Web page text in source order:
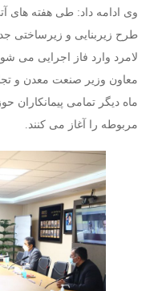
طرح زیربنایی و زیرساختی
لامرد وارد فاز اجرایی می
معاون وزیر صنعت معدن و
ماه دیگر تمامی پیمانکاران
مربوطه را آغاز می کنند.